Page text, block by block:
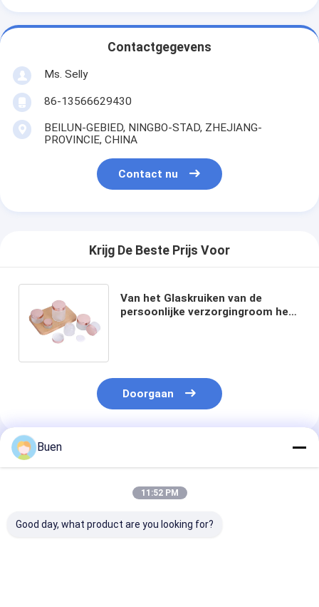
Contactgegevens
Ms. Selly
86-13566629430
BEILUN-GEBIED, NINGBO-STAD, ZHEJIANG-
PROVINCIE, CHINA
Contact nu
Krijg De Beste Prijs Voor
Van het Glaskruiken van de
persoonlijke verzorgingroom het
Doorgaan
Geadviseerde Producten
Buen
11:52 PM
Good day, what product are you looking for?